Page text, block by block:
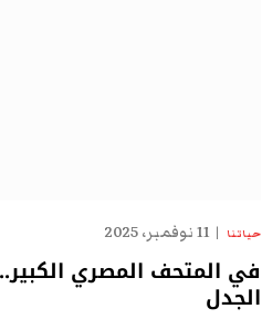
حياتنا 11 نوفمبر، 2025
في المتحف المصري
الجدل